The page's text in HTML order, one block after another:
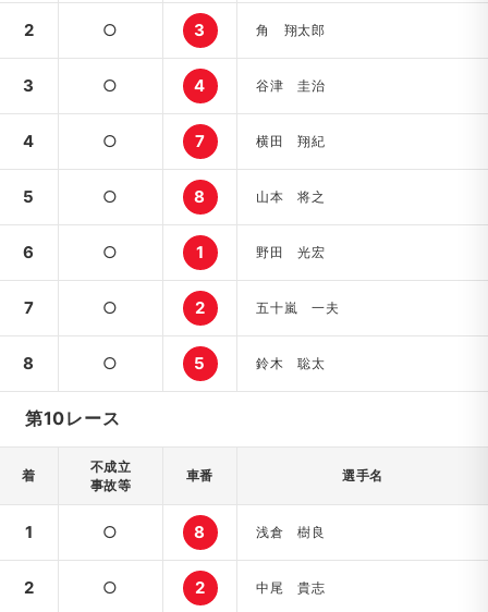
2 ○ 3 角 翔太郎
3 ○ 4 谷津 圭治
4 ○ 7 横田 翔紀
5 ○ 8 山本 将之
6 ○ 1 野田 光宏
7 ○ 2 五十嵐 一夫
8 ○ 5 鈴木 聡太
第10レース
着
不成立
事故等
車番 選手名
1 ○ 8 浅倉 樹良
2 ○ 2 中尾 貴志